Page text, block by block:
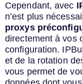
Cependant, avec
n’est plus
proxys
directement à vos
configuration.
et de la rotation
vous permet de